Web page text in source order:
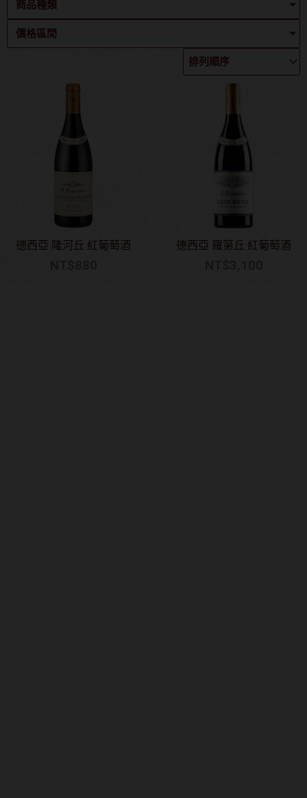
商品種類
價格區間
德西亞 隆河丘 紅葡萄酒 德西亞 羅第丘 紅葡萄酒